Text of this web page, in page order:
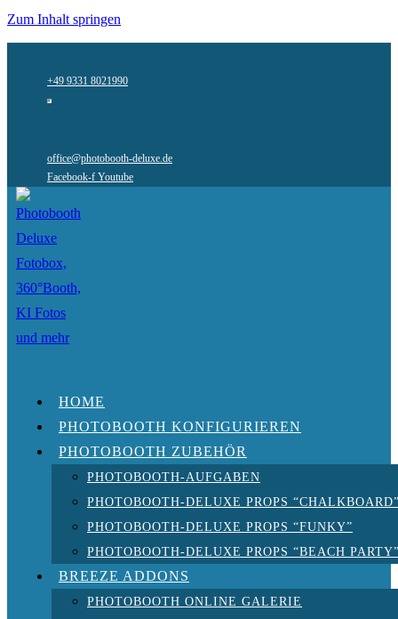
Zum Inhalt springen
+49 9331 8021990
office@photobooth-deluxe.de
Facebook-f Youtube
HOME
PHOTOBOOTH KONFIGURIEREN
PHOTOBOOTH ZUBEHÖR
PHOTOBOOTH-AUFGABEN
PHOTOBOOTH-DELUXE PROPS
PHOTOBOOTH-DELUXE PROPS “FUNKY”
PHOTOBOOTH-DELUXE PROPS “BEACH
BREEZE ADDONS
PHOTOBOOTH ONLINE GALERIE